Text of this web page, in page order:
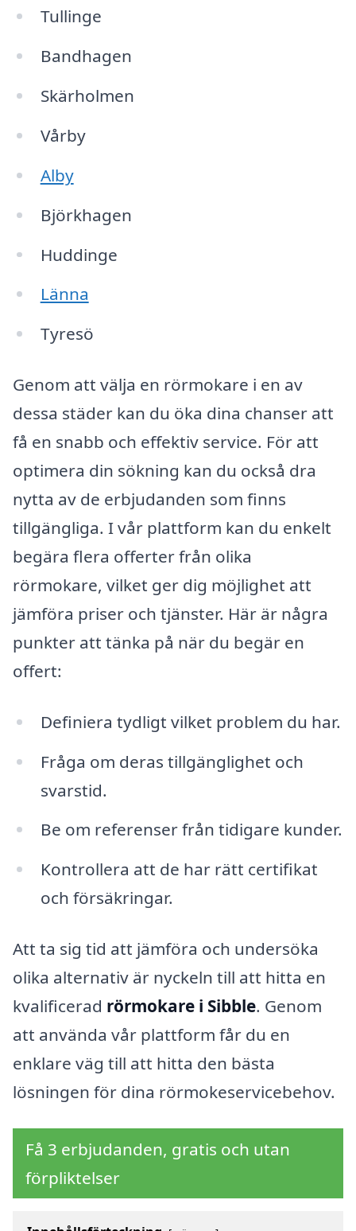
Tullinge
Bandhagen
Skärholmen
Vårby
Alby
Björkhagen
Huddinge
Länna
Tyresö
Genom att välja en rörmokare i en av
dessa städer kan du öka dina chanser att
få en snabb och effektiv service. För att
optimera din sökning kan du också dra
nytta av de erbjudanden som finns
tillgängliga. I vår plattform kan du enkelt
begära flera offerter från olika
rörmokare, vilket ger dig möjlighet att
jämföra priser och tjänster. Här är några
punkter att tänka på när du begär en
offert:
Definiera tydligt vilket problem du har.
Fråga om deras tillgänglighet och
svarstid.
Be om referenser från tidigare kunder.
Kontrollera att de har rätt certifikat
och försäkringar.
Att ta sig tid att jämföra och undersöka
olika alternativ är nyckeln till att hitta en
kvalificerad rörmokare i Sibble. Genom
att använda vår plattform får du en
enklare väg till att hitta den bästa
lösningen för dina rörmokeservicebehov.
Få 3 erbjudanden, gratis och utan
förpliktelser